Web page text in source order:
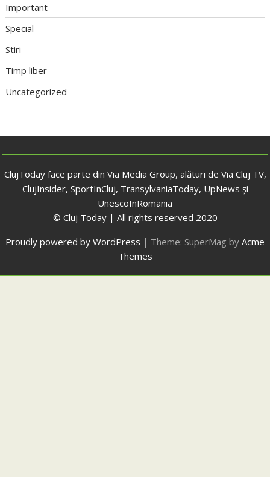
Important
Special
Stiri
Timp liber
Uncategorized
ClujToday face parte din Via Media Group, alături de Via Cluj TV,
ClujInsider, SportInCluj, TransylvaniaToday, UpNews și
UnescoInRomania
© Cluj Today | All rights reserved 2020
Proudly powered by WordPress | Theme: SuperMag by Acme
Themes